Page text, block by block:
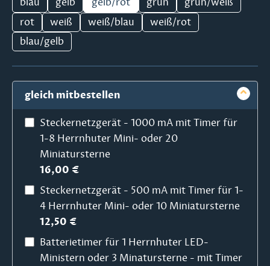
rot
weiß weiß/blau
weiß/rot
blau/gelb
gleich mitbestellen
Steckernetzgerät - 1000 mA mit Timer für
1-8 Herrnhuter Mini- oder 20
Miniatursterne
16,00 €
Steckernetzgerät - 500 mA mit Timer für 1-
4 Herrnhuter Mini- oder 10 Miniatursterne
12,50 €
Batterietimer für 1 Herrnhuter LED-
Ministern oder 3 Minatursterne - mit Timer